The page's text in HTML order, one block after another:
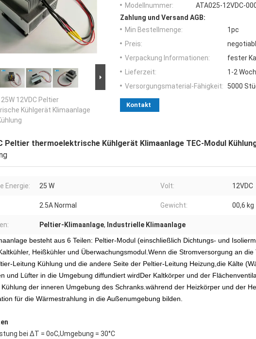
25W 12VDC Peltier
Kühlgerät Klimaanlage
Modellnummer:
ATA025-12VDC-
Zahlung und Versand AGB:
Min Bestellmenge:
1pc
Preis:
Verpackung Informationen:
fester
Lieferzeit:
1-2
Versorgungsmaterial-Fähigkeit:
5000
Kontakt
Peltier thermoelektrische Kühlgerät Klimaanlage TEC-Modul
Energie: 25 W Volt: 12VDC
2.5A Normal Gewicht: 00,6 kg
Peltier-Klimaanlage, Industrielle Klimaanlage
besteht aus 6 Teilen: Peltier-Modul (einschließlich Dichtungs- und
Heißkühler und Überwachungsmodul.Wenn die Stromversorgung an
Leitung Kühlung und die andere Seite der Peltier-Leitung Heizung,die Kälte
und Lüfter in die Umgebung diffundiert wirdDer Kaltkörper und der
der inneren Umgebung des Schranks.während der Heizkörper und der
für die Wärmestrahlung in die Außenumgebung bilden.
bei ΔT = 0oC,Umgebung = 30°C